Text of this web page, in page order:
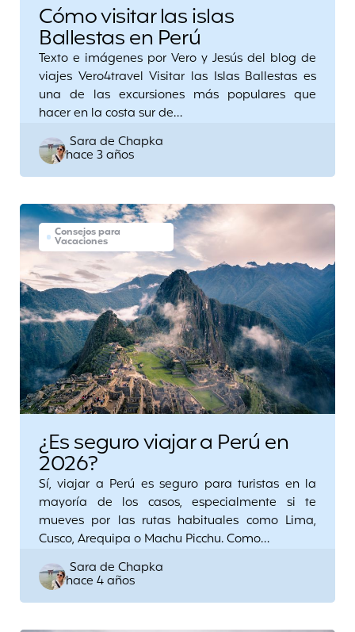
Cómo visitar las islas
Ballestas en Perú
Texto e imágenes por Vero y Jesús del blog de
viajes Vero4travel Visitar las Islas Ballestas es
una de las excursiones más populares que
hacer en la costa sur de…
Posted
by
Sara de Chapka
hace 3 años
Consejos para
Vacaciones
¿Es seguro viajar a Perú en
2026?
Sí, viajar a Perú es seguro para turistas en la
mayoría de los casos, especialmente si te
mueves por las rutas habituales como Lima,
Cusco, Arequipa o Machu Picchu. Como…
Posted
by
Sara de Chapka
hace 4 años